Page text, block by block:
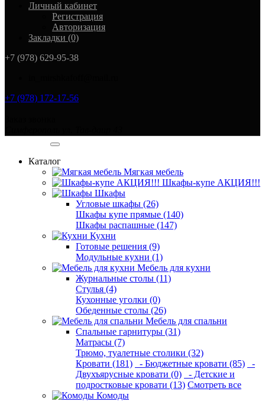
Личный кабинет
Регистрация
Авторизация
Закладки (0)
+7 (978) 629-95-38
+7 (978) 172-17-56
Каталог
Мягкая мебель
Шкафы-купе АКЦИЯ!!!
Шкафы
Угловые шкафы (26)
Шкафы купе прямые (140)
Шкафы распашные (147)
Кухни
Готовые решения (9)
Модульные кухни (1)
Мебель для кухни
Журнальные столы (11)
Стулья (4)
Кухонные уголки (0)
Обеденные столы (26)
Мебель для спальни
Спальные гарнитуры (31)
Матрасы (7)
Трюмо, туалетные столики (32)
Кровати (181)
- Бюджетные кровати (85)
-
Двухъярусные кровати (0)
- Детские и
подростковые кровати (13) Смотреть все
Комоды